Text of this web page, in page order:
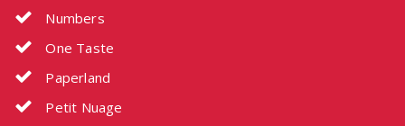
Numbers
One Taste
Paperland
Petit Nuage